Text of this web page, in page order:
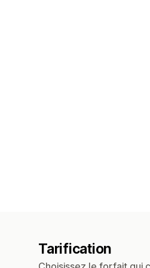
Tarification